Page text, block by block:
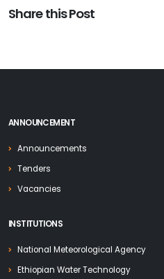
Share this Post
ANNOUNCEMENT
Announcements
Tenders
Vacancies
INSTITUTIONS
National Meteorological Agency
Ethiopian Water Technology